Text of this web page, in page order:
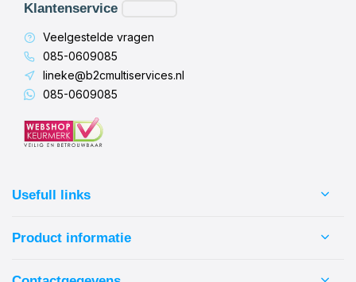
Klantenservice
Veelgestelde vragen
085-0609085
lineke@b2cmultiservices.nl
085-0609085
Usefull links
Product informatie